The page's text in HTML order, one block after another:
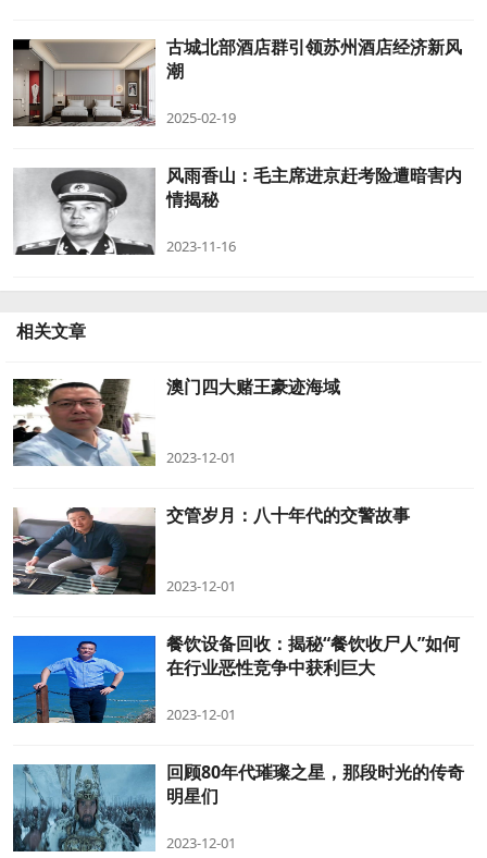
古城北部酒店群引领苏州酒店经济新风
潮
2025-02-19
风雨香山：毛主席进京赶考险遭暗害内
情揭秘
2023-11-16
相关文章
澳门四大赌王豪迹海域
2023-12-01
交管岁月：八十年代的交警故事
2023-12-01
餐饮设备回收：揭秘“餐饮收尸人”如何
在行业恶性竞争中获利巨大
2023-12-01
回顾80年代璀璨之星，那段时光的传奇
明星们
2023-12-01